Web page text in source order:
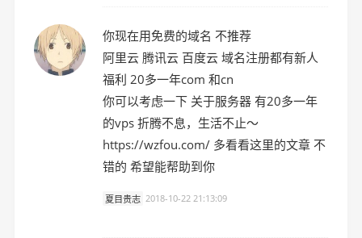
你现在用免费的域名 不推荐
阿里云 腾讯云 百度云 域名注册都有新人
福利 20多一年com 和cn
你可以考虑一下 关于服务器 有20多一年
的vps 折腾不息，生活不止～
https://wzfou.com/ 多看看这里的文章 不
错的 希望能帮助到你
夏目贵志 2018-10-22 21:13:09